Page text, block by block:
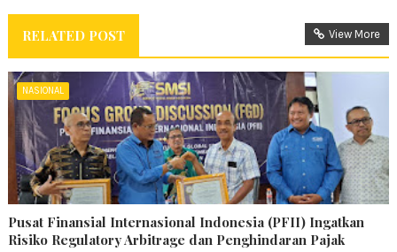
RELATED POST View More
NASIONAL
Pusat Finansial Internasional Indonesia (PFII) Ingatkan
Risiko Regulatory Arbitrage dan Penghindaran Pajak